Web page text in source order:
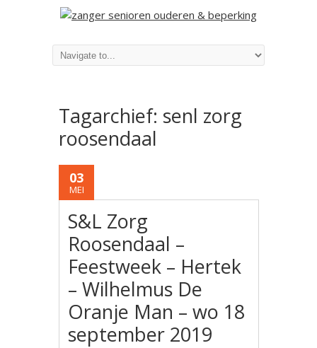
Tagarchief: senl zorg
roosendaal
03
MEI
S&L Zorg
Roosendaal –
Feestweek – Hertek
– Wilhelmus De
Oranje Man – wo 18
september 2019